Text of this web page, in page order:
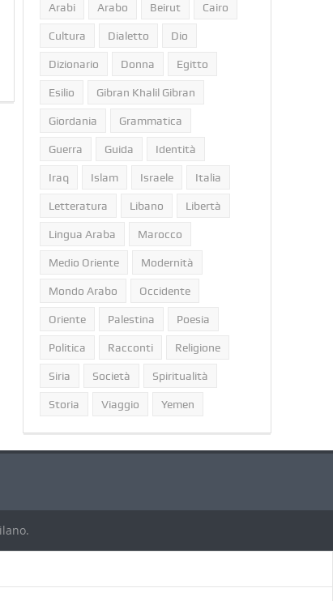
Arabi Arabo Beirut Cairo
Cultura Dialetto Dio
Dizionario Donna Egitto
Esilio Gibran Khalil Gibran
Giordania Grammatica
Guerra Guida Identità
Iraq Islam Israele Italia
Letteratura Libano Libertà
Lingua Araba Marocco
Medio Oriente Modernità
Mondo Arabo Occidente
Oriente Palestina Poesia
Politica Racconti Religione
Siria Società Spiritualità
Storia Viaggio Yemen